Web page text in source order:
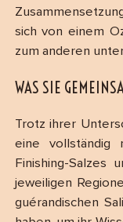
sich von einem
zum anderen
WAS SIE
Trotz ihrer
eine vollständig
Finishing-Salzes
jeweiligen
guérandischen